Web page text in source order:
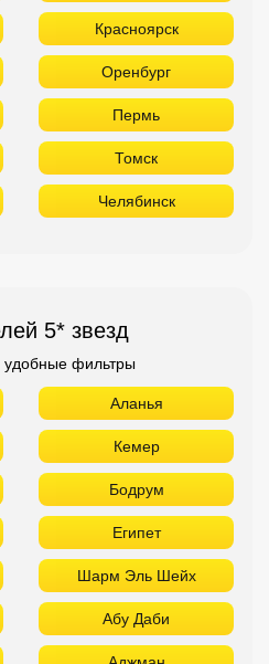
5* звезд
удобные фильтры
Аланья
Шарм Эль Шейх
Абу Даби
Аджман
Фуджейра
Паттайя
Краби
Пхукет